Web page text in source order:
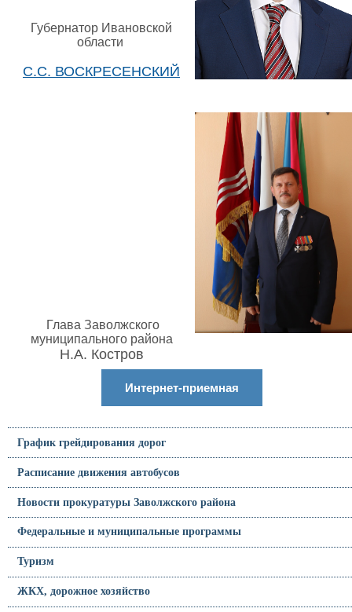
Губернатор Ивановской
области
С.С. ВОСКРЕСЕНСКИЙ
Глава Заволжского
муниципального района
Н.А. Костров
Интернет-приемная
График грейдирования дорог
Расписание движения автобусов
Новости прокуратуры Заволжского района
Федеральные и муниципальные программы
Туризм
ЖКХ, дорожное хозяйство